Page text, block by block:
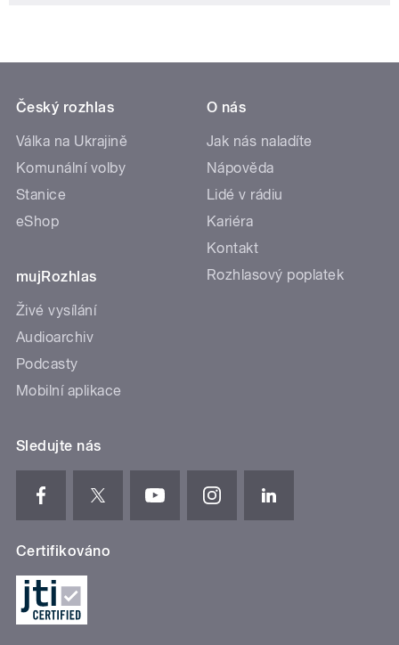
Český rozhlas
Válka na Ukrajině
Komunální volby
Stanice
eShop
mujRozhlas
Živé vysílání
Audioarchiv
Podcasty
Mobilní aplikace
O nás
Jak nás naladíte
Nápověda
Lidé v rádiu
Kariéra
Kontakt
Rozhlasový poplatek
Sledujte nás
Certifikováno